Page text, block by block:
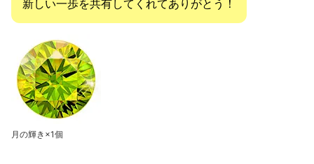
新しい一歩を共有してくれてありがとう！
月の輝き×1個